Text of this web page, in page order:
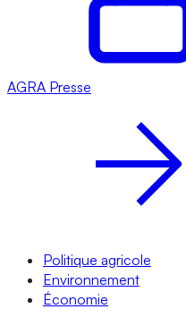
AGRA Presse
Politique agricole
Environnement
Économie